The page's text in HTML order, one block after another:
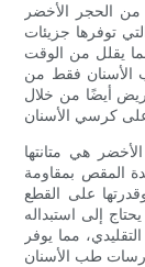
من الحجر الأخضر
توفرها جزيئات
يقلل من الوقت
الأسنان فقط من
أيضًا من خلال
هي متانتها
المقص بمقاومة
على القطع
إلى استبداله
مما يوفر